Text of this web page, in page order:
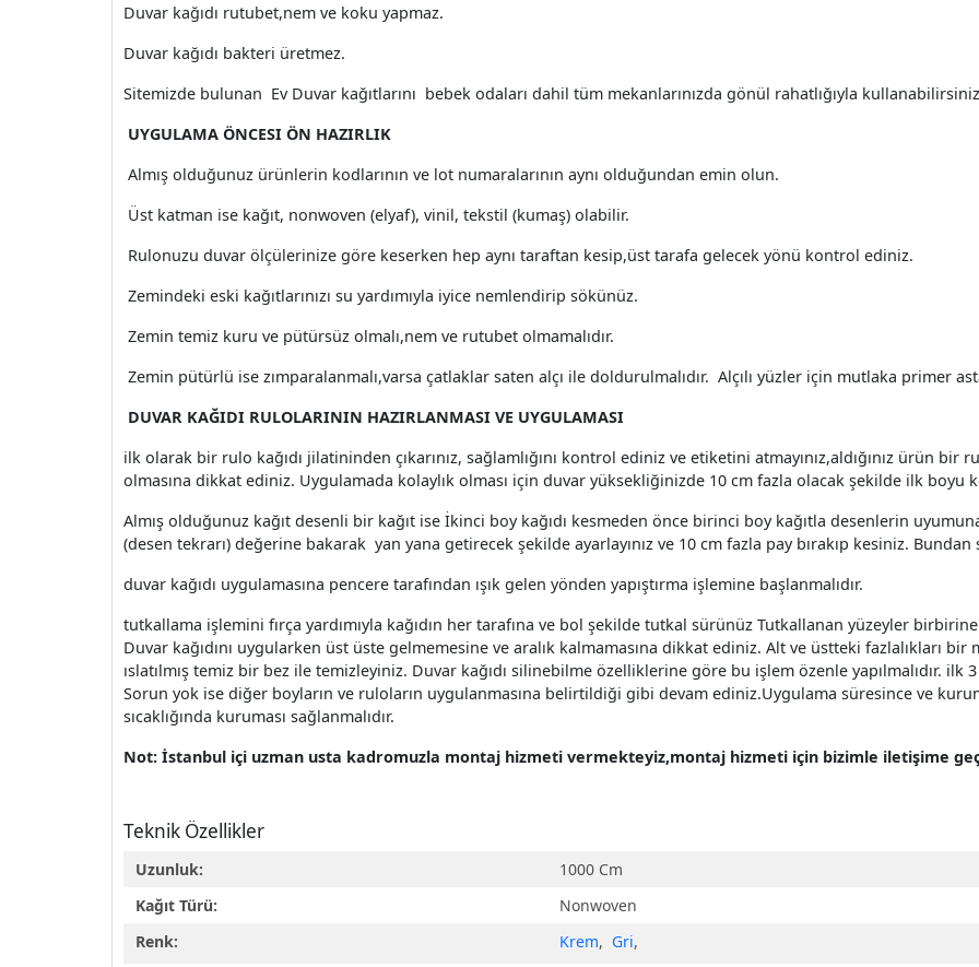
Duvar kağıdı rutubet,nem ve koku yapmaz.
Duvar kağıdı bakteri üretmez.
Sitemizde bulunan Ev Duvar kağıtlarını bebek odaları dahil tüm mekanlarınızda gönül rahatlığıyla kullanabilirsiniz
UYGULAMA ÖNCESI ÖN HAZIRLIK
Almış olduğunuz ürünlerin kodlarının ve lot numaralarının aynı olduğundan emin olun.
Üst katman ise kağıt, nonwoven (elyaf), vinil, tekstil (kumaş) olabilir.
Rulonuzu duvar ölçülerinize göre keserken hep aynı taraftan kesip,üst tarafa gelecek yönü kontrol ediniz.
Zemindeki eski kağıtlarınızı su yardımıyla iyice nemlendirip sökünüz.
Zemin temiz kuru ve pütürsüz olmalı,nem ve rutubet olmamalıdır.
Zemin pütürlü ise zımparalanmalı,varsa çatlaklar saten alçı ile doldurulmalıdır. Alçılı yüzler için mutlaka primer
DUVAR KAĞIDI RULOLARININ HAZIRLANMASI VE UYGULAMASI
ilk olarak bir rulo kağıdı jilatininden çıkarınız, sağlamlığını kontrol ediniz ve etiketini atmayınız,aldığınız ürün bir
olmasına dikkat ediniz. Uygulamada kolaylık olması için duvar yüksekliğinizde 10 cm fazla olacak şekilde ilk boyu
Almış olduğunuz kağıt desenli bir kağıt ise İkinci boy kağıdı kesmeden önce birinci boy kağıtla desenlerin
(desen tekrarı) değerine bakarak yan yana getirecek şekilde ayarlayınız ve 10 cm fazla pay bırakıp kesiniz.
duvar kağıdı uygulamasına pencere tarafından ışık gelen yönden yapıştırma işlemine başlanmalıdır.
tutkallama işlemini fırça yardımıyla kağıdın her tarafına ve bol şekilde tutkal sürünüz Tutkallanan yüzeyler
Duvar kağıdını uygularken üst üste gelmemesine ve aralık kalmamasına dikkat ediniz. Alt ve üstteki fazlalıkları
ıslatılmış temiz bir bez ile temizleyiniz. Duvar kağıdı silinebilme özelliklerine göre bu işlem özenle yapılmalıdır. ilk
Sorun yok ise diğer boyların ve ruloların uygulanmasına belirtildiği gibi devam ediniz.Uygulama süresince ve
sıcaklığında kuruması sağlanmalıdır.
Not: İstanbul içi uzman usta kadromuzla montaj hizmeti vermekteyiz,montaj hizmeti için bizimle iletişime
Teknik Özellikler
Uzunluk:
1000 Cm
Kağıt Türü:
Nonwoven
Renk:
Krem, Gri,